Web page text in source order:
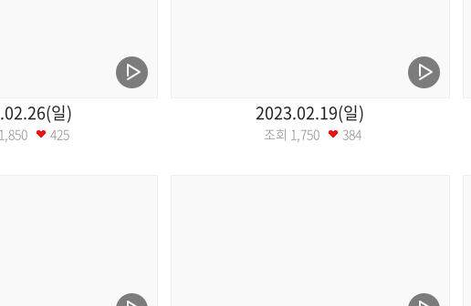
일)
1,850 425
2023.02.19(일)
조회 1,750 384